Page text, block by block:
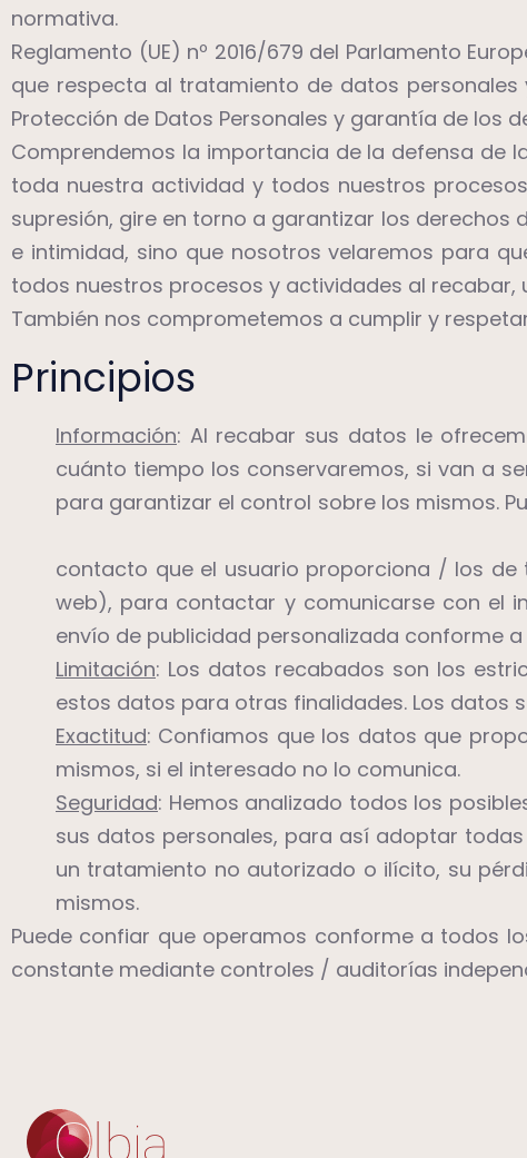
normativa.
Reglamento (UE) nº 2016/679 del Parlamento
que respecta al tratamiento de datos personales
Protección de Datos Personales y garantía de los
Comprendemos la importancia de la defensa de
toda nuestra actividad y todos nuestros
supresión, gire en torno a garantizar los derechos
e intimidad, sino que nosotros velaremos para
todos nuestros procesos y actividades al recabar,
También nos comprometemos a cumplir y
Principios
Información: Al recabar sus datos le
cuánto tiempo los conservaremos, si van a
para garantizar el control sobre los mismos.
contacto que el usuario proporciona / los
web), para contactar y comunicarse con el
envío de publicidad personalizada conforme
Limitación: Los datos recabados son los
estos datos para otras finalidades. Los datos
Exactitud: Confiamos que los datos que
mismos, si el interesado no lo comunica.
Seguridad: Hemos analizado todos los
sus datos personales, para así adoptar
un tratamiento no autorizado o ilícito, su
mismos.
Puede confiar que operamos conforme a todos
constante mediante controles / auditorías